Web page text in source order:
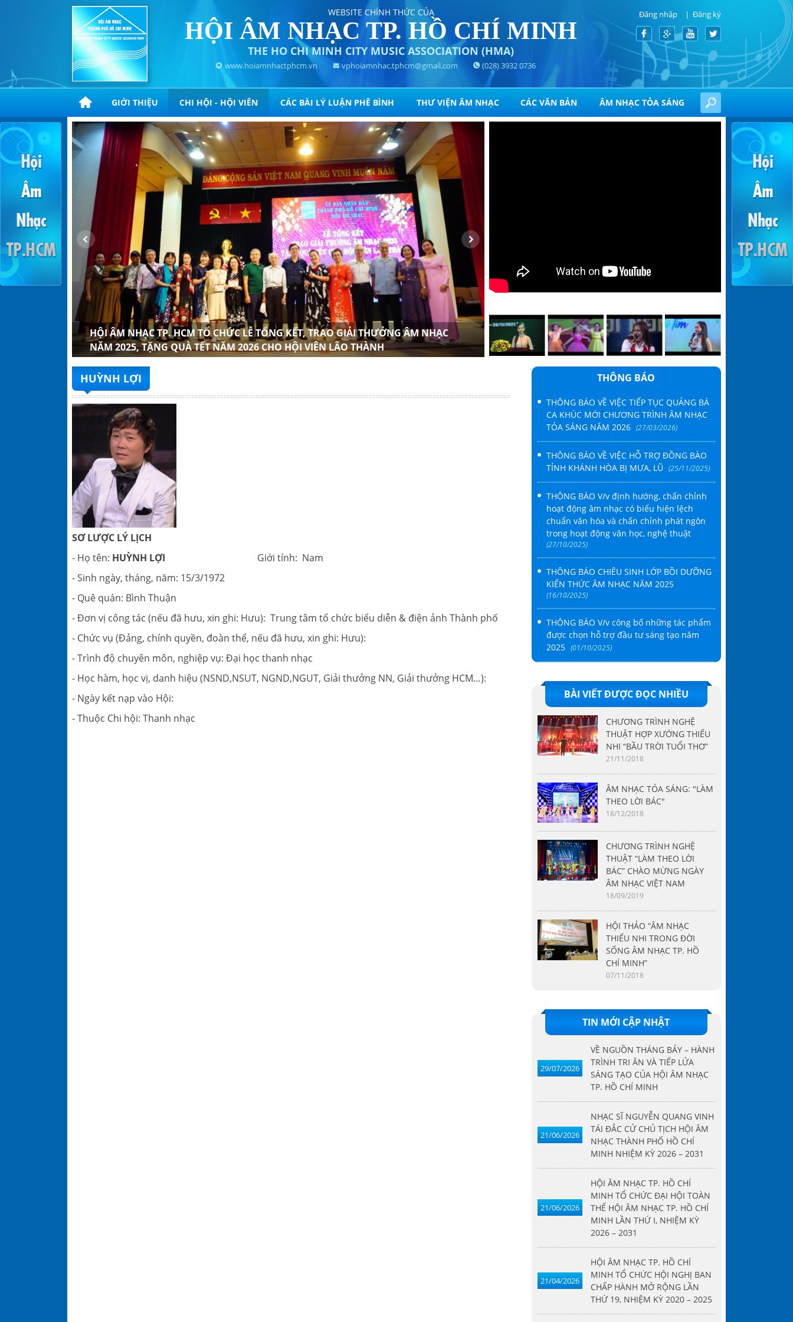
WEBSITE CHÍNH THỨC CỦA
HỘI ÂM NHẠC TP. HỒ CHÍ MINH
THE HO CHI MINH CITY MUSIC ASSOCIATION (HMA)
www.hoiamnhactphcm.vn vphoiamnhac.tphcm@gmail.com (028) 3932 0736
Đăng nhập Đăng ký
GIỚI THIỆU CHI HỘI - HỘI VIÊN CÁC BÀI LÝ LUẬN PHÊ BÌNH THƯ VIỆN ÂM NHẠC CÁC VĂN BẢN ÂM NHẠC TỎA SÁNG
HỘI ÂM NHẠC TP. HCM TỔ CHỨC LỄ TỔNG KẾT, TRAO GIẢI THƯỞNG ÂM NHẠC
NĂM 2025, TẶNG QUÀ TẾT NĂM 2026 CHO HỘI VIÊN LÃO THÀNH
HỘI ÂM NHẠC THÀNH PHỐ HỒ CHÍ MINH TỔ CHỨC TỌA ĐÀM
NHIỆM CỦA NGƯỜI HOẠT ĐỘNG ÂM NHẠC TẠI THÀNH PHỐ
HUỲNH LỢI
SƠ LƯỢC LÝ LỊCH
- Họ tên: HUỲNH LỢI Giới tính: Nam
- Sinh ngày, tháng, năm: 15/3/1972
- Quê quán: Bình Thuận
- Đơn vị công tác (nếu đã hưu, xin ghi: Hưu): Trung tâm tổ chức biểu diễn & điện ảnh Thành phố
- Chức vụ (Đảng, chính quyền, đoàn thể, nếu đã hưu, xin ghi: Hưu):
- Trình độ chuyên môn, nghiệp vụ: Đại học thanh nhạc
- Học hàm, học vị, danh hiệu (NSND,NSUT, NGND,NGUT, Giải thưởng NN, Giải thưởng HCM…):
- Ngày kết nạp vào Hội:
- Thuộc Chi hội: Thanh nhạc
THÔNG BÁO
THÔNG BÁO VỀ VIỆC TIẾP TỤC QUẢNG BÁ
CA KHÚC MỚI CHƯƠNG TRÌNH ÂM NHẠC
TỎA SÁNG NĂM 2026 (27/03/2026)
THÔNG BÁO VỀ VIỆC HỖ TRỢ ĐỒNG BÀO
TỈNH KHÁNH HÒA BỊ MƯA, LŨ (25/11/2025)
THÔNG BÁO V/v định hướng, chấn chỉnh
hoạt động âm nhạc có biểu hiện lệch
chuẩn văn hóa và chấn chỉnh phát ngôn
trong hoạt động văn học, nghệ thuật
(27/10/2025)
THÔNG BÁO CHIÊU SINH LỚP BỒI DƯỠNG
KIẾN THỨC ÂM NHẠC NĂM 2025
(16/10/2025)
THÔNG BÁO V/v công bố những tác phẩm
được chọn hỗ trợ đầu tư sáng tạo năm
2025 (01/10/2025)
BÀI VIẾT ĐƯỢC ĐỌC NHIỀU
CHƯƠNG TRÌNH NGHỆ
THUẬT HỢP XƯỚNG THIẾU
NHI “BẦU TRỜI TUỔI THƠ”
21/11/2018
ÂM NHẠC TỎA SÁNG: "LÀM
THEO LỜI BÁC"
18/12/2018
CHƯƠNG TRÌNH NGHỆ
THUẬT “LÀM THEO LỜI
BÁC” CHÀO MỪNG NGÀY
ÂM NHẠC VIỆT NAM
18/09/2019
HỘI THẢO “ÂM NHẠC
THIẾU NHI TRONG ĐỜI
SỐNG ÂM NHẠC TP. HỒ
CHÍ MINH”
07/11/2018
TIN MỚI CẬP NHẬT
29/07/2026
VỀ NGUỒN THÁNG BẢY – HÀNH
TRÌNH TRI ÂN VÀ TIẾP LỬA
SÁNG TẠO CỦA HỘI ÂM NHẠC
TP. HỒ CHÍ MINH
21/06/2026
NHẠC SĨ NGUYỄN QUANG VINH
TÁI ĐẮC CỬ CHỦ TỊCH HỘI ÂM
NHẠC THÀNH PHỐ HỒ CHÍ
MINH NHIỆM KỲ 2026 – 2031
21/06/2026
HỘI ÂM NHẠC TP. HỒ CHÍ
MINH TỔ CHỨC ĐẠI HỘI TOÀN
THỂ HỘI ÂM NHẠC TP. HỒ CHÍ
MINH LẦN THỨ I, NHIỆM KỲ
2026 – 2031
21/04/2026
HỘI ÂM NHẠC TP. HỒ CHÍ
MINH TỔ CHỨC HỘI NGHỊ BAN
CHẤP HÀNH MỞ RỘNG LẦN
THỨ 19, NHIỆM KỲ 2020 – 2025